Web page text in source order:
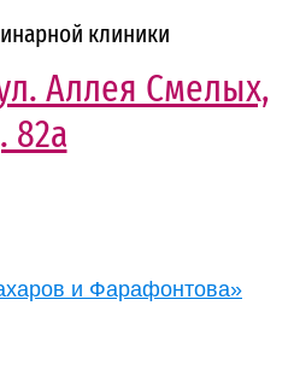
клиники
Аллея Смелых,
82а
и Фарафонтова»